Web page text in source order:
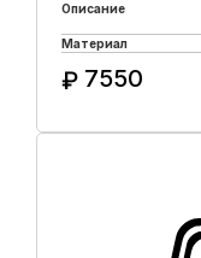
Описание
Материал
₽ 7550